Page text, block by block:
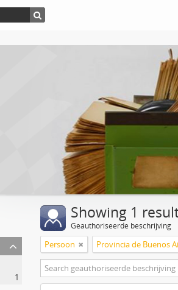
1
Showing 1
Geauthoriseerde beschrijving
Persoon Provincia de Buenos